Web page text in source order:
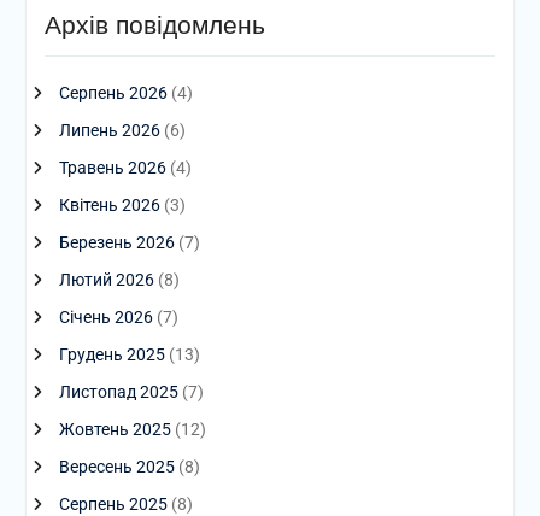
Архів повідомлень
Серпень 2026(4)
Липень 2026(6)
Травень 2026(4)
Квітень 2026(3)
Березень 2026(7)
Лютий 2026(8)
Січень 2026(7)
Грудень 2025(13)
Листопад 2025(7)
Жовтень 2025(12)
Вересень 2025(8)
Серпень 2025(8)